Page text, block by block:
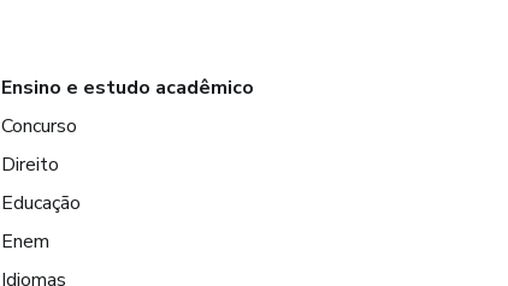
Ensino e estudo acadêmico
Concurso
Direito
Educação
Enem
Idiomas